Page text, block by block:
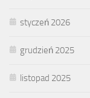
styczeń 2026
grudzień 2025
listopad 2025